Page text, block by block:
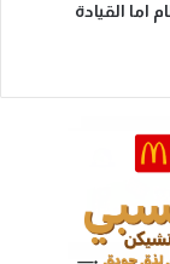
اما القيادة